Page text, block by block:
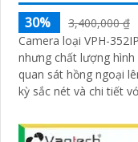
30%
3,400,000 ₫
Camera loại VPH-
nhưng chất lượng
quan sát hồng ngoại lên đến 30m.
kỳ sắc nét và chi tiết